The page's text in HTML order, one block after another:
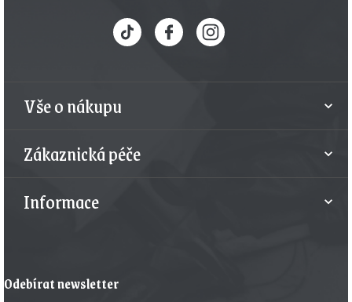
Vše o nákupu
Zákaznická péče
Informace
Odebírat newsletter